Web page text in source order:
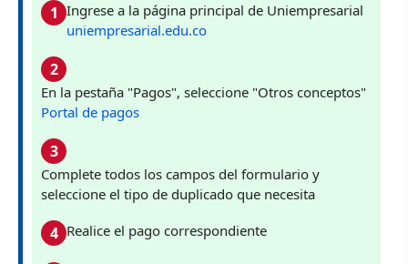
1 Ingrese a la página principal de Uniempresarial
uniempresarial.edu.co
2
En la pestaña "Pagos", seleccione "Otros conceptos"
Portal de pagos
3
Complete todos los campos del formulario y
seleccione el tipo de duplicado que necesita
4 Realice el pago correspondiente